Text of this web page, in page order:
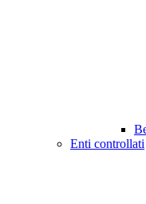
Enti controllati